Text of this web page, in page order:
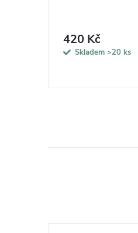
420 Kč
Skladem >20 ks